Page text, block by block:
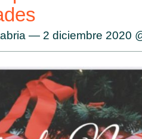
— 2 diciembre 2020